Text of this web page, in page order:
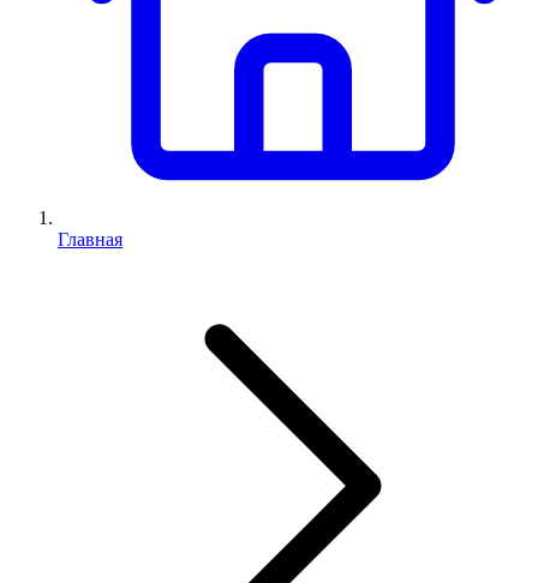
Главная